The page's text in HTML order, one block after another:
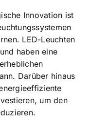
Innovation ist
LED-Leuchten
haben eine
Darüber hinaus
um den